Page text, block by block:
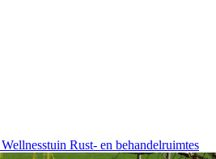
Wellnesstuin Rust- en behandelruimtes